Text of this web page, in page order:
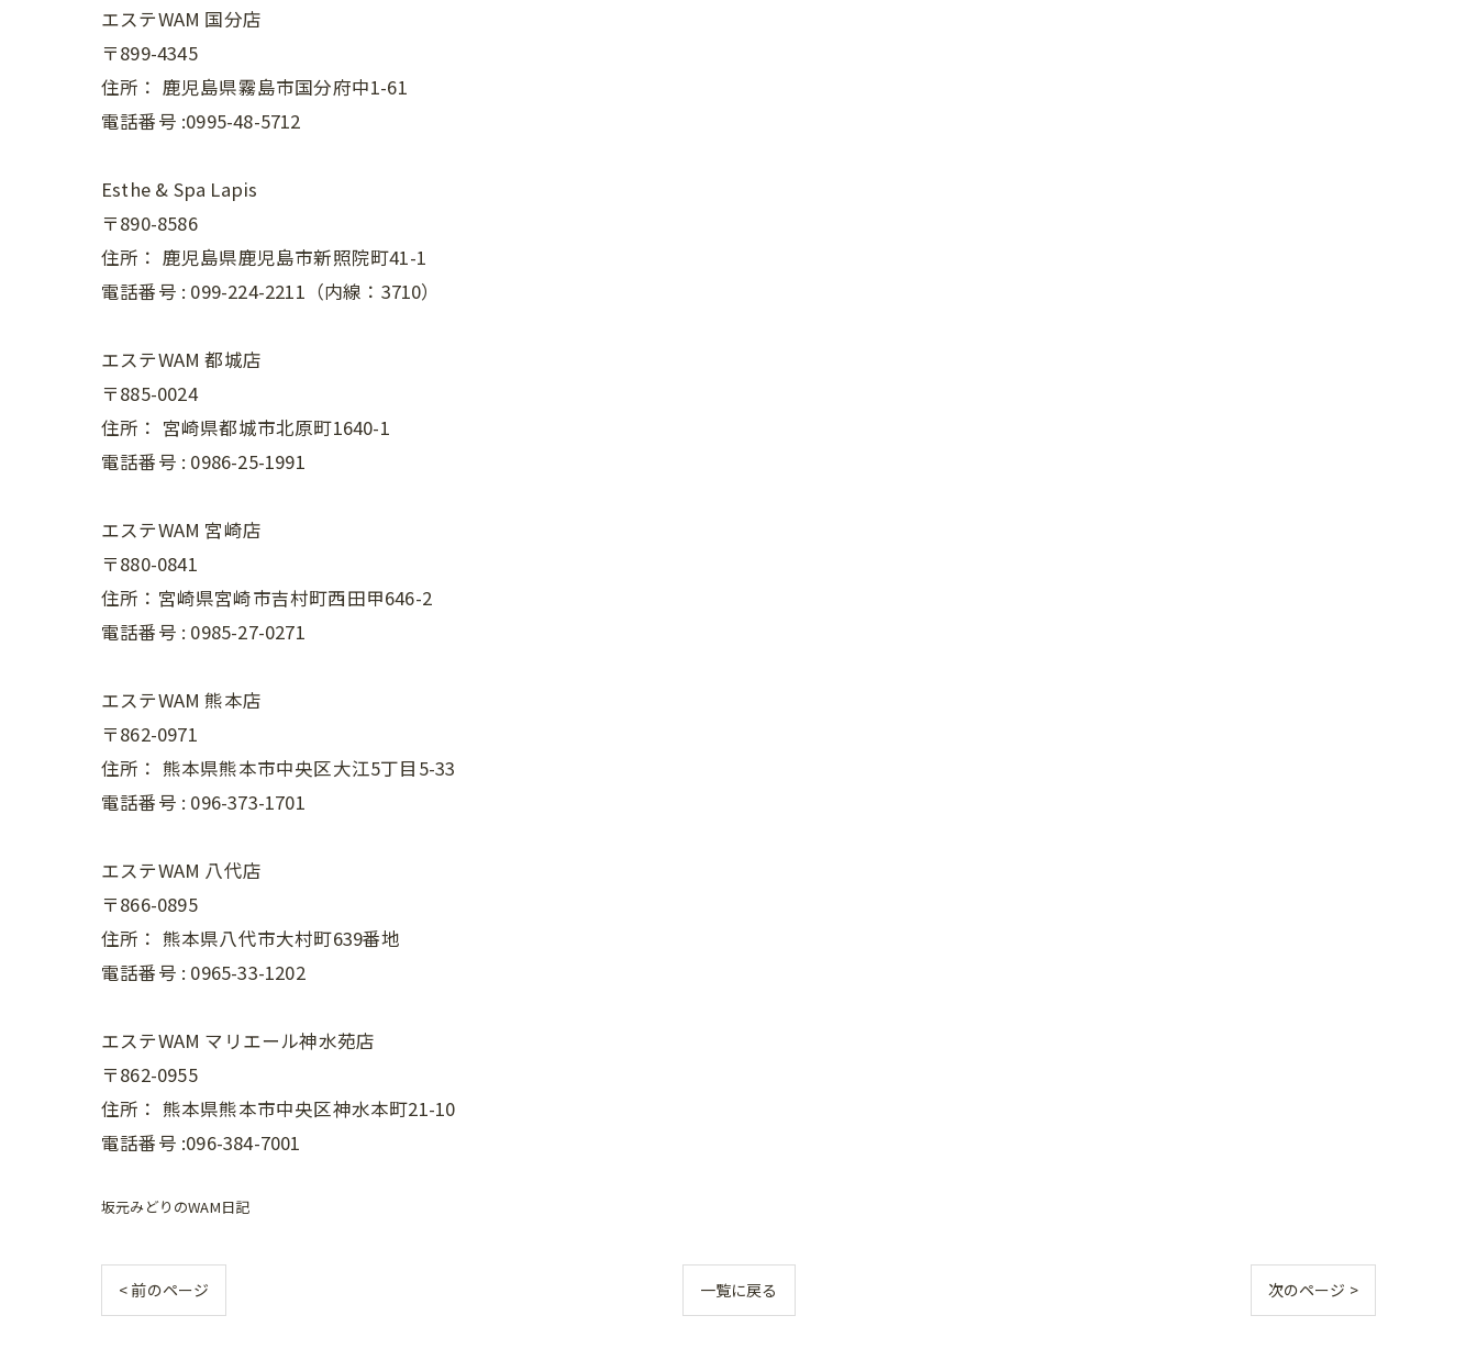
エステWAM 国分店
〒899-4345
住所： 鹿児島県霧島市国分府中1-61
電話番号 :0995-48-5712
Esthe & Spa Lapis
〒890-8586
住所： 鹿児島県鹿児島市新照院町41-1
電話番号 : 099-224-2211（内線：3710）
エステWAM 都城店
〒885-0024
住所： 宮崎県都城市北原町1640-1
電話番号 : 0986-25-1991
エステWAM 宮崎店
〒880-0841
住所：宮崎県宮崎市吉村町西田甲646-2
電話番号 : 0985-27-0271
エステWAM 熊本店
〒862-0971
住所： 熊本県熊本市中央区大江5丁目5-33
電話番号 : 096-373-1701
エステWAM 八代店
〒866-0895
住所： 熊本県八代市大村町639番地
電話番号 : 0965-33-1202
エステWAM マリエール神水苑店
〒862-0955
住所： 熊本県熊本市中央区神水本町21-10
電話番号 :096-384-7001
坂元みどりのWAM日記
< 前のページ 一覧に戻る 次のページ >